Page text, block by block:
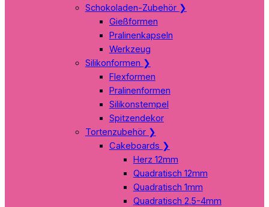
Schokoladen-Zubehör ❯
Gießformen
Pralinenkapseln
Werkzeug
Silikonformen ❯
Flexformen
Pralinenformen
Silikonstempel
Spitzendekor
Tortenzubehör ❯
Cakeboards ❯
Herz 12mm
Quadratisch 12mm
Quadratisch 1mm
Quadratisch 2.5-4mm